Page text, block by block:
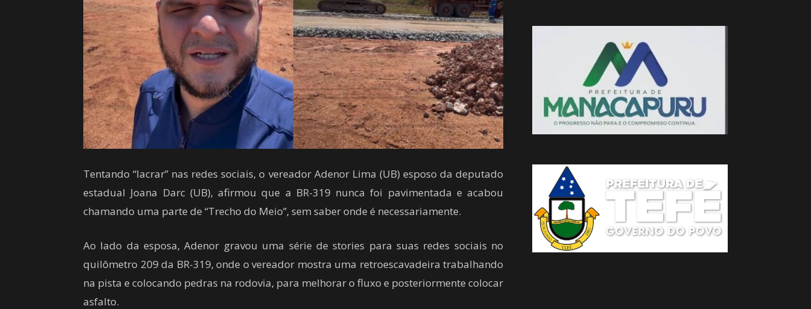
Tentando “lacrar” nas redes sociais, o vereador Adenor Lima (UB) esposo da deputado
estadual Joana Darc (UB), afirmou que a BR-319 nunca foi pavimentada e acabou
chamando uma parte de “Trecho do Meio”, sem saber onde é necessariamente.
Ao lado da esposa, Adenor gravou uma série de stories para suas redes sociais no
quilômetro 209 da BR-319, onde o vereador mostra uma retroescavadeira trabalhando
na pista e colocando pedras na rodovia, para melhorar o fluxo e posteriormente colocar
asfalto.